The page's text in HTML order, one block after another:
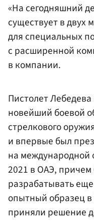
«На сегодняшний
существует в
для специальных
с расширенной
в компании.
Пистолет
новейший боевой
стрелкового
и впервые был
на международной
2021 в ОАЭ,
разрабатывать
опытный образец в
приняли решение